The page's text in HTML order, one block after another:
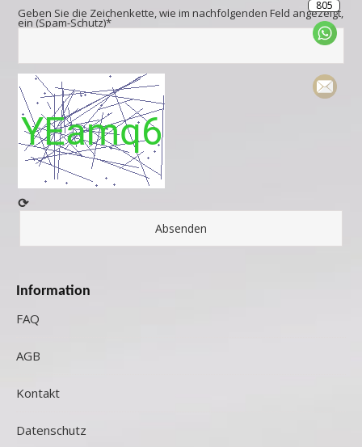
Geben Sie die Zeichenkette, wie im nachfolgenden Feld angezeigt,
ein (Spam-Schutz)*
⟳
Information
FAQ
AGB
Kontakt
Datenschutz